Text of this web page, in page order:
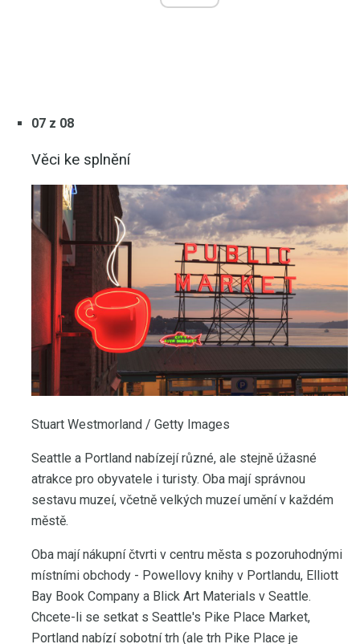
07 z 08
Věci ke splnění
Stuart Westmorland / Getty Images
Seattle a Portland nabízejí různé, ale stejně úžasné
atrakce pro obyvatele i turisty. Oba mají správnou
sestavu muzeí, včetně velkých muzeí umění v každém
městě.
Oba mají nákupní čtvrti v centru města s pozoruhodnými
místními obchody - Powellovy knihy v Portlandu, Elliott
Bay Book Company a Blick Art Materials v Seattle.
Chcete-li se setkat s Seattle's Pike Place Market,
Portland nabízí sobotní trh (ale trh Pike Place je